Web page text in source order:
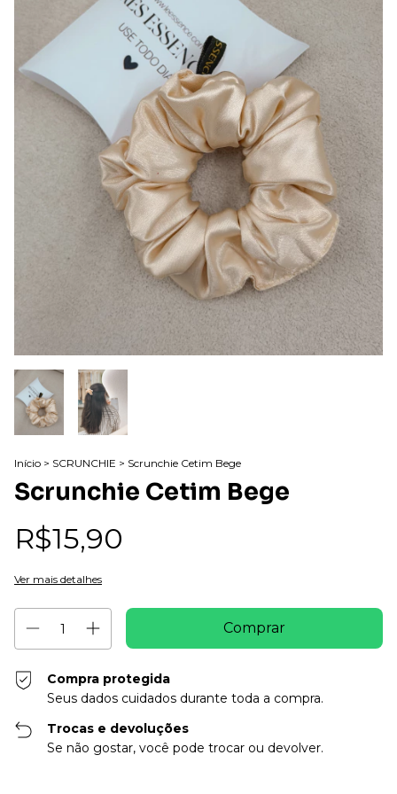
Início > SCRUNCHIE > Scrunchie Cetim Bege
Scrunchie Cetim Bege
R$15,90
Ver mais detalhes
Compra protegida
Seus dados cuidados durante toda a compra.
Trocas e devoluções
Se não gostar, você pode trocar ou devolver.